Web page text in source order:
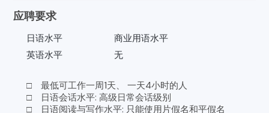
应聘要求
日语水平
商业用语水平
英语水平
无
□ 最低可工作一周1天、 一天4小时的人
□ 日语会话水平: 高级日常会话级别
□ 日语阅读与写作水平: 只能使用片假名和平假名